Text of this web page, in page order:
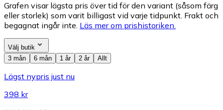
Grafen visar lägsta pris över tid för den variant (såsom färg
eller storlek) som varit billigast vid varje tidpunkt. Frakt och
begagnat ingår inte. Läs mer om prishistoriken.
Välj butik
3 mån
6 mån 1 år 2 år Allt
Lägst nypris just nu
398 kr